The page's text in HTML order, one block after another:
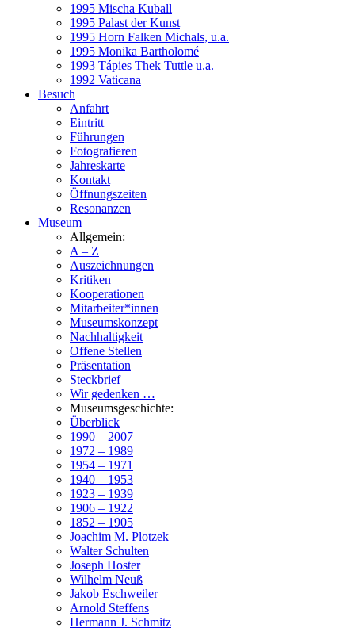
1995 Mischa Kuball
1995 Palast der Kunst
1995 Horn Falken Michals, u.a.
1995 Monika Bartholomé
1993 Tápies Thek Tuttle u.a.
1992 Vaticana
Besuch
Anfahrt
Eintritt
Führungen
Fotografieren
Jahreskarte
Kontakt
Öffnungszeiten
Resonanzen
Museum
Allgemein:
A – Z
Auszeichnungen
Kritiken
Kooperationen
Mitarbeiter*innen
Museumskonzept
Nachhaltigkeit
Offene Stellen
Präsentation
Steckbrief
Wir gedenken …
Museumsgeschichte:
Überblick
1990 – 2007
1972 – 1989
1954 – 1971
1940 – 1953
1923 – 1939
1906 – 1922
1852 – 1905
Joachim M. Plotzek
Walter Schulten
Joseph Hoster
Wilhelm Neuß
Jakob Eschweiler
Arnold Steffens
Hermann J. Schmitz